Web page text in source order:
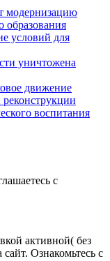
модернизацию
образования
условий для
уничтожена
движение
воспитания
с
активной( без
Ознакомьтесь с